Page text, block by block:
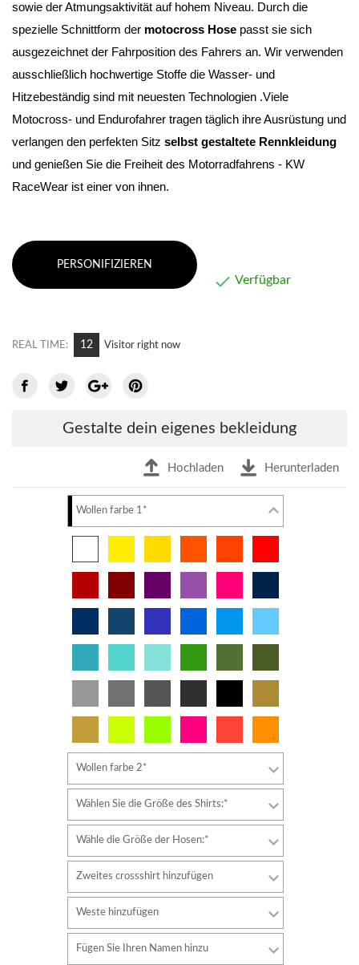
sowie der Atmungsaktivität auf hohem Niveau. Durch die
spezielle Schnittform der motocross Hose passt sie sich
ausgezeichnet der Fahrposition des Fahrers an. Wir verwenden
ausschließlich hochwertige Stoffe die Wasser- und
Hitzebeständig sind mit neuesten Technologien .Viele
Motocross- und Endurofahrer tragen täglich ihre Ausrüstung und
verlangen den perfekten Sitz
und genießen Sie die Freiheit des Motorradfahrens - KW
RaceWear ist einer von ihnen.
PERSONIFIZIEREN
 Verfügbar
REAL TIME: 12 Visitor right now
Gestalte dein eigenes bekleidung
Hochladen Herunterladen
Wollen farbe 1*
Wollen farbe 2*
Wählen Sie die Größe des Shirts:*
Wähle die Größe der Hosen:*
Zweites crossshirt hinzufügen
Weste hinzufügen
Fügen Sie Ihren Namen hinzu